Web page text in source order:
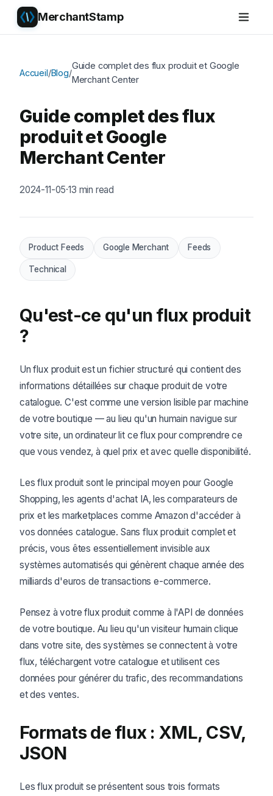
MerchantStamp
Accueil/Blog/
Guide complet des flux produit et Google
Merchant Center
Guide complet des flux
produit et Google
Merchant Center
2024-11-05·13 min read
Product Feeds Google Merchant Feeds
Technical
Qu'est-ce qu'un flux produit
?
Un flux produit est un fichier structuré qui contient des
informations détaillées sur chaque produit de votre
catalogue. C'est comme une version lisible par machine
de votre boutique — au lieu qu'un humain navigue sur
votre site, un ordinateur lit ce flux pour comprendre ce
que vous vendez, à quel prix et avec quelle disponibilité.
Les flux produit sont le principal moyen pour Google
Shopping, les agents d'achat IA, les comparateurs de
prix et les marketplaces comme Amazon d'accéder à
vos données catalogue. Sans flux produit complet et
précis, vous êtes essentiellement invisible aux
systèmes automatisés qui génèrent chaque année des
milliards d'euros de transactions e-commerce.
Pensez à votre flux produit comme à l'API de données
de votre boutique. Au lieu qu'un visiteur humain clique
dans votre site, des systèmes se connectent à votre
flux, téléchargent votre catalogue et utilisent ces
données pour générer du trafic, des recommandations
et des ventes.
Formats de flux : XML, CSV,
JSON
Les flux produit se présentent sous trois formats